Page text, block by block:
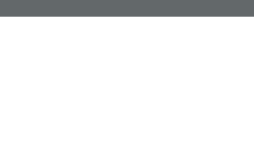
%0.21